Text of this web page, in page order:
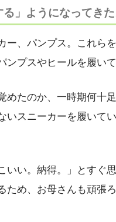
」ようになってきた
ー、パンプス。これら
プスやヒールを履い
めたのか、一時期何十
いスニーカーを履いて
い。納得。」とすぐ思
ため、お母さんも頑張